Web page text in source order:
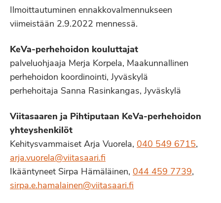
Ilmoittautuminen ennakkovalmennukseen
viimeistään 2.9.2022 mennessä.
KeVa-perhehoidon kouluttajat
palveluohjaaja Merja Korpela, Maakunnallinen
perhehoidon koordinointi, Jyväskylä
perhehoitaja Sanna Rasinkangas, Jyväskylä
Viitasaaren ja Pihtiputaan KeVa-perhehoidon
yhteyshenkilöt
Kehitysvammaiset Arja Vuorela, 040 549 6715,
arja.vuorela@viitasaari.fi
Ikääntyneet Sirpa Hämäläinen, 044 459 7739,
sirpa.e.hamalainen@viitasaari.fi